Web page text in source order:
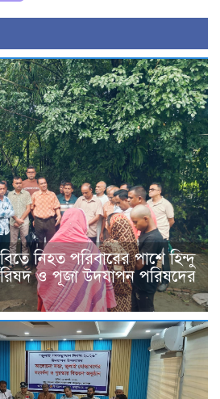
নিহত পরিবারের পাশে হিন্দু
ও পূজা উদযাপন পরিষদের